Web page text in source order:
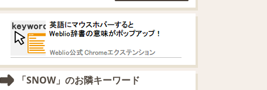
「SNOW」のお隣キーワード